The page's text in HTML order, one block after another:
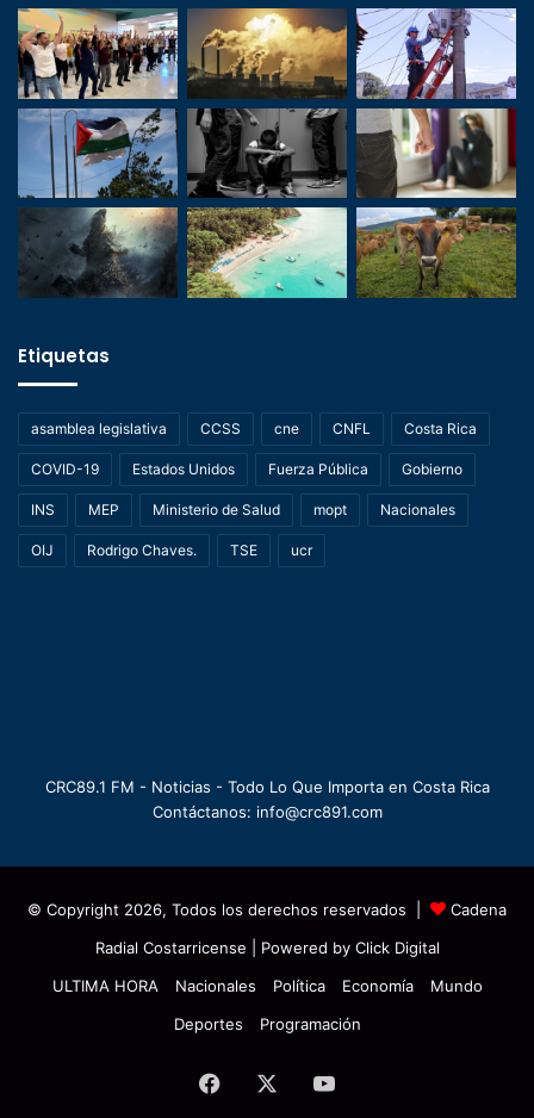
Etiquetas
asamblea legislativa CCSS cne CNFL Costa Rica
COVID-19 Estados Unidos Fuerza Pública Gobierno
INS MEP Ministerio de Salud mopt Nacionales
OIJ Rodrigo Chaves. TSE ucr
CRC89.1 FM - Noticias - Todo Lo Que Importa en Costa Rica
Contáctanos: info@crc891.com
© Copyright 2026, Todos los derechos reservados |
Cadena
Radial Costarricense | Powered by Click Digital
ULTIMA HORA
Nacionales Política Economía
Mundo
Deportes
Programación
Facebook